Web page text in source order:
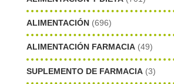
ALIMENTACIÓN (696)
ALIMENTACIÓN FARMACIA (49)
SUPLEMENTO DE FARMACIA (3)